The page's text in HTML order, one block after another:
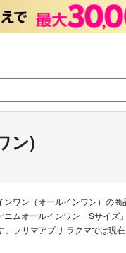
ン)
ワン（オールインワン）の
ニムオールインワン Sサイ
リマアプリ ラクマでは現